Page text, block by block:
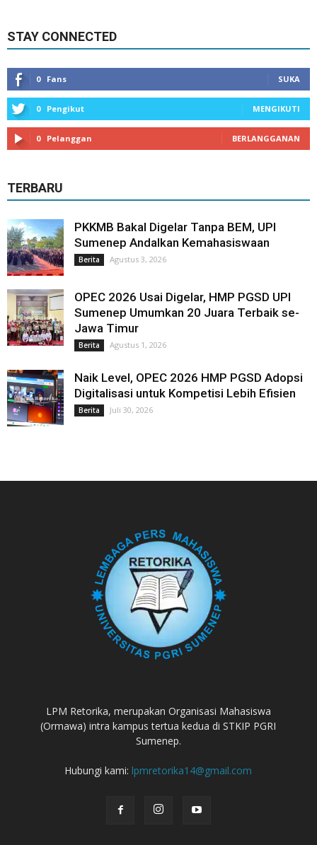
STAY CONNECTED
0 Fans SUKA
0 Pengikut MENGIKUTI
0 Pelanggan BERLANGGANAN
TERBARU
PKKMB Bakal Digelar Tanpa BEM, UPI
Sumenep Andalkan Kemahasiswaan
Berita Agustus 3, 2026
OPEC 2026 Usai Digelar, HMP PGSD UPI
Sumenep Umumkan 20 Juara Terbaik se-
Jawa Timur
Berita Agustus 1, 2026
Naik Level, OPEC 2026 HMP PGSD Adopsi
Digitalisasi untuk Kompetisi Lebih Efisien
Berita Juli 30, 2026
LPM Retorika, merupakan Organisasi Mahasiswa
(Ormawa) intra kampus tertua kedua di STKIP PGRI
Sumenep.
Hubungi kami: lpmretorika14@gmail.com